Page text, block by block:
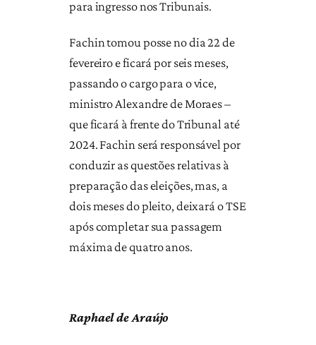
para ingresso nos Tribunais.
Fachin tomou posse no dia 22 de
fevereiro e ficará por seis meses,
passando o cargo para o vice,
ministro Alexandre de Moraes –
que ficará à frente do Tribunal até
2024. Fachin será responsável por
conduzir as questões relativas à
preparação das eleições, mas, a
dois meses do pleito, deixará o TSE
após completar sua passagem
máxima de quatro anos.
Raphael de Araújo